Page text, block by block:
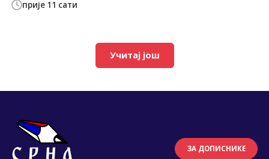
прије 11 сати
Учитај још
ЗА ДОПИСНИКЕ